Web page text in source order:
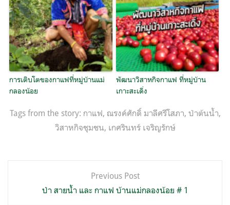
การเติบโตของกาแฟที่หมู่บ้านแม่
กลองน้อย
พัฒนาวิสาหกิจกาแฟ ที่หมู่บ้าน
เกาะสะเดิ่ง
Tags from the story: กาแฟ, ณรงค์ศักดิ์ มาลีศรีโสภา, ป่าต้นน้ำ,
วิสาหกิจชุมชน, เกศรินทร์ เจริญรักษ์
Previous Post
ป่า สายน้ำ และ กาแฟ บ้านแม่กลองน้อย # 1